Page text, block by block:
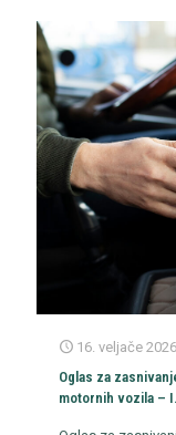
16. veljače 2026.
Oglas za
motornih vozila –